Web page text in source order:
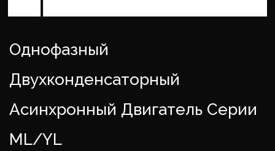
Однофазный
Двухконденсаторный
Асинхронный Двигатель Серии
ML/YL